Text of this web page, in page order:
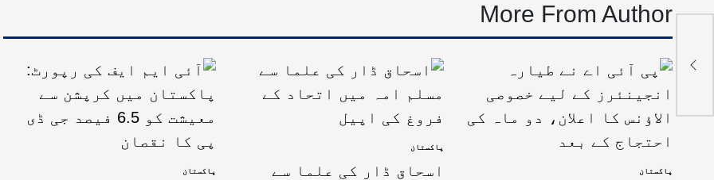
More From Author
پاکستان
پاکستان
اسحاق ڈار کی علما سے
پاکستان